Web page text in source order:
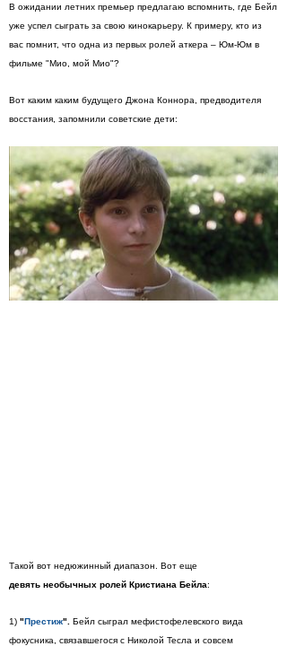
В ожидании летних премьер предлагаю вспомнить, где Бейл
уже успел сыграть за свою кинокарьеру. К примеру, кто из
вас помнит, что одна из первых ролей аткера – Юм-Юм в
фильме "Мио, мой Мио"?
Вот каким каким будущего Джона Коннора, предводителя
восстания, запомнили советские дети:
Такой вот недюжинный диапазон. Вот еще
девять необычных ролей Кристиана Бейла:
1) "Престиж".
Бейл сыграл мефистофелевского вида
фокусника, связавшегося с Николой Тесла и совсем